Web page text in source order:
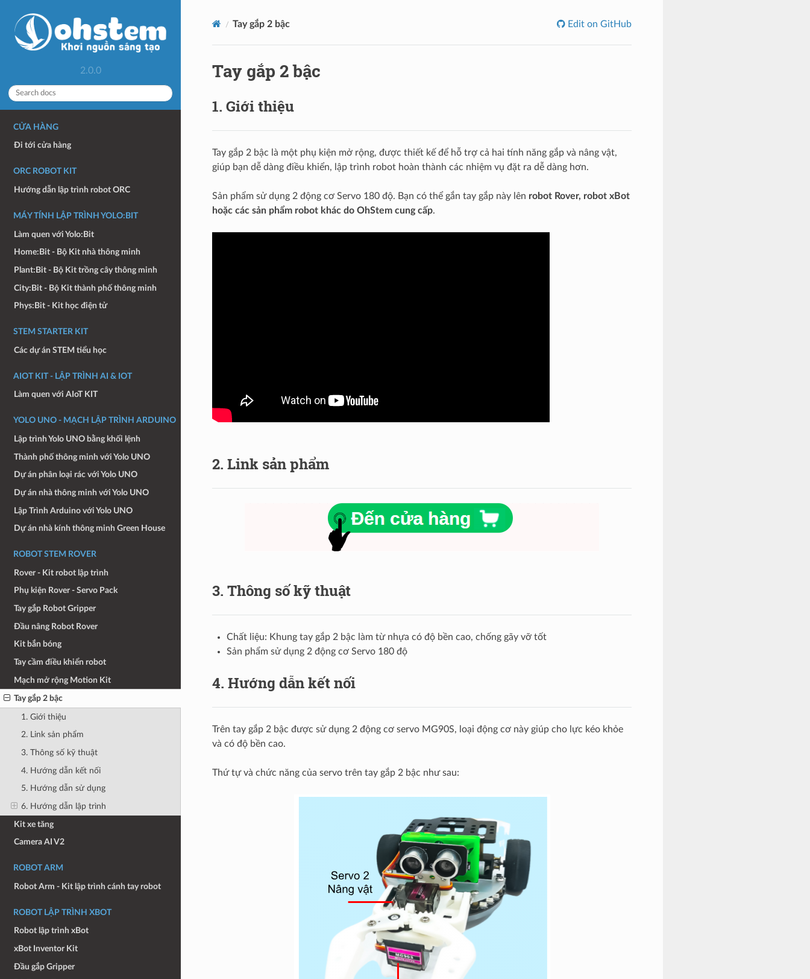
2.0.0
CỬA HÀNG
Đi tới cửa hàng
ORC ROBOT KIT
Hướng dẫn lập trình robot ORC
MÁY TÍNH LẬP TRÌNH YOLO:BIT
Làm quen với Yolo:Bit
Home:Bit - Bộ Kit nhà thông minh
Plant:Bit - Bộ Kit trồng cây thông minh
City:Bit - Bộ Kit thành phố thông minh
Phys:Bit - Kit học điện tử
STEM STARTER KIT
Các dự án STEM tiểu học
AIOT KIT - LẬP TRÌNH AI & IOT
Làm quen với AIoT KIT
YOLO UNO - MẠCH LẬP TRÌNH ARDUINO
Lập trình Yolo UNO bằng khối lệnh
Thành phố thông minh với Yolo UNO
Dự án phân loại rác với Yolo UNO
Dự án nhà thông minh với Yolo UNO
Lập Trình Arduino với Yolo UNO
Dự án nhà kính thông minh Green House
ROBOT STEM ROVER
Rover - Kit robot lập trình
Phụ kiện Rover - Servo Pack
Tay gắp Robot Gripper
Đầu nâng Robot Rover
Kit bắn bóng
Tay cầm điều khiển robot
Mạch mở rộng Motion Kit
Tay gắp 2 bậc
1. Giới thiệu
2. Link sản phẩm
3. Thông số kỹ thuật
4. Hướng dẫn kết nối
5. Hướng dẫn sử dụng
6. Hướng dẫn lập trình
Kit xe tăng
Camera AI V2
ROBOT ARM
Robot Arm - Kit lập trình cánh tay robot
ROBOT LẬP TRÌNH XBOT
Robot lập trình xBot
xBot Inventor Kit
Đầu gắp Gripper
Tay gắp 2 bậc Edit on GitHub
Tay gắp 2 bậc
1. Giới thiệu
Tay gắp 2 bậc là một phụ kiện mở rộng, được thiết kế để hỗ trợ cả hai tính năng gắp và nâng vật,
giúp bạn dễ dàng điều khiển, lập trình robot hoàn thành các nhiệm vụ đặt ra dễ dàng hơn.
Sản phẩm sử dụng 2 động cơ Servo 180 độ. Bạn có thể gắn tay gắp này lên robot Rover, robot xBot
hoặc các sản phẩm robot khác do OhStem cung cấp.
2. Link sản phẩm
3. Thông số kỹ thuật
Chất liệu: Khung tay gắp 2 bậc làm từ nhựa có độ bền cao, chống gãy vỡ tốt
Sản phẩm sử dụng 2 động cơ Servo 180 độ
4. Hướng dẫn kết nối
Trên tay gắp 2 bậc được sử dụng 2 động cơ servo MG90S, loại động cơ này giúp cho lực kéo khỏe
và có độ bền cao.
Thứ tự và chức năng của servo trên tay gắp 2 bậc như sau: